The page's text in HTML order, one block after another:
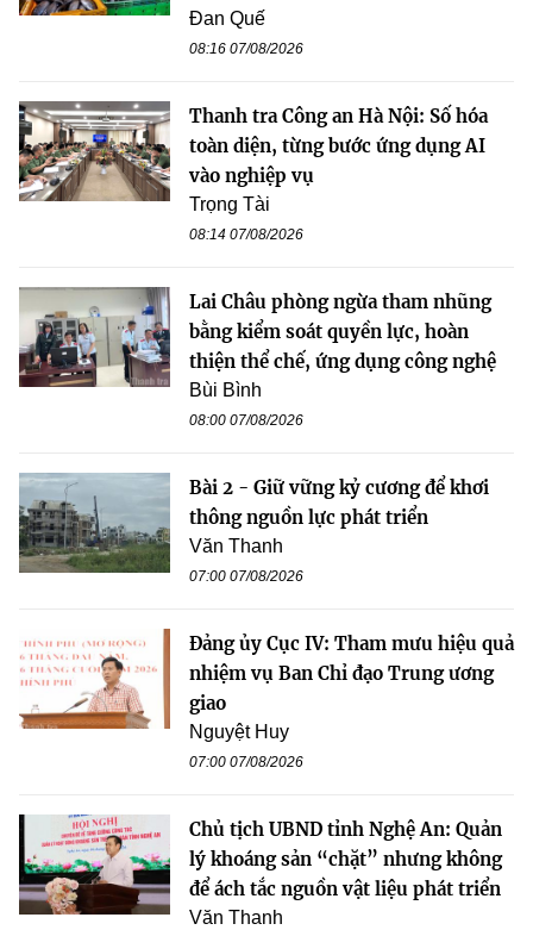
Đan Quế
08:16 07/08/2026
Thanh tra Công an Hà Nội: Số hóa
toàn diện, từng bước ứng dụng AI
vào nghiệp vụ
Trọng Tài
08:14 07/08/2026
Lai Châu phòng ngừa tham nhũng
bằng kiểm soát quyền lực, hoàn
thiện thể chế, ứng dụng công nghệ
Bùi Bình
08:00 07/08/2026
Bài 2 - Giữ vững kỷ cương để khơi
thông nguồn lực phát triển
Văn Thanh
07:00 07/08/2026
Đảng ủy Cục IV: Tham mưu hiệu quả
nhiệm vụ Ban Chỉ đạo Trung ương
giao
Nguyệt Huy
07:00 07/08/2026
Chủ tịch UBND tỉnh Nghệ An: Quản
lý khoáng sản “chặt” nhưng không
để ách tắc nguồn vật liệu phát triển
Văn Thanh